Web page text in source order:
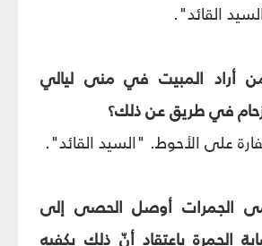
القائد".
المبيت في منى ليالي
في طريق عن ذلك؟
على الأحوط. "السيد القائد".
أوصل الحصى إلى
الجمرة باعتقاد أنّ ذلك يكفيه